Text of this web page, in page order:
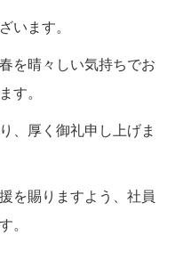
います。
を晴々しい気持ちでお
す。
、厚く御礼申し上げま
を賜りますよう、社員
。